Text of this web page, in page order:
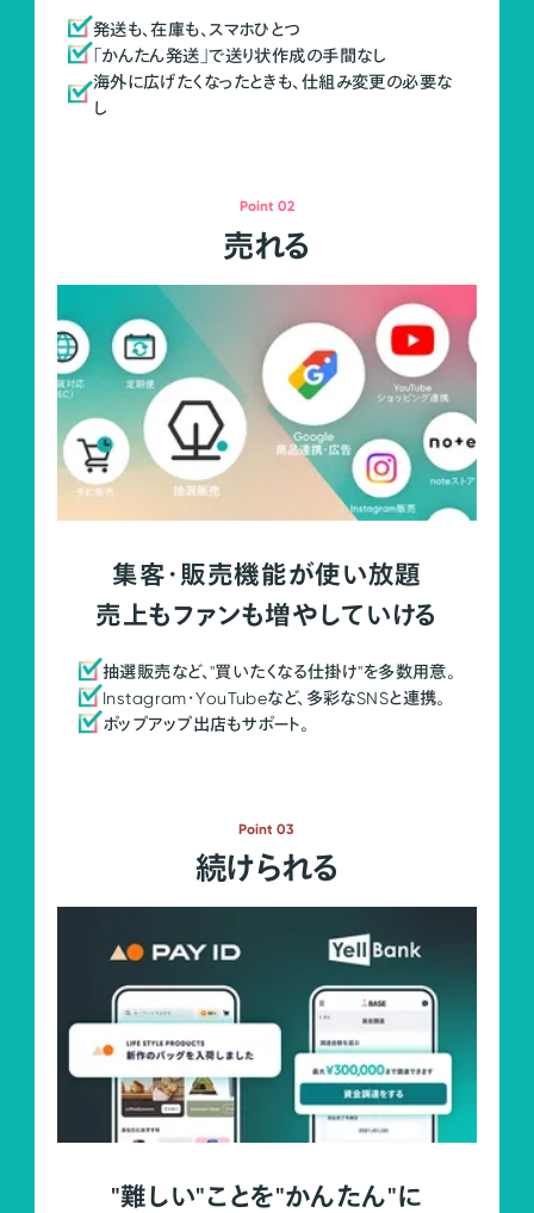
発送も、在庫も、スマホひとつ
「かんたん発送」で送り状作成の手間なし
海外に広げたくなったときも、仕組み変更の必要な
し
Point 02
売れる
集客・販売機能が使い放題
売上もファンも増やしていける
抽選販売など、"買いたくなる仕掛け"を多数用意。
Instagram・YouTubeなど、多彩なSNSと連携。
ポップアップ出店もサポート。
Point 03
続けられる
"難しい"ことを"かんたん"に